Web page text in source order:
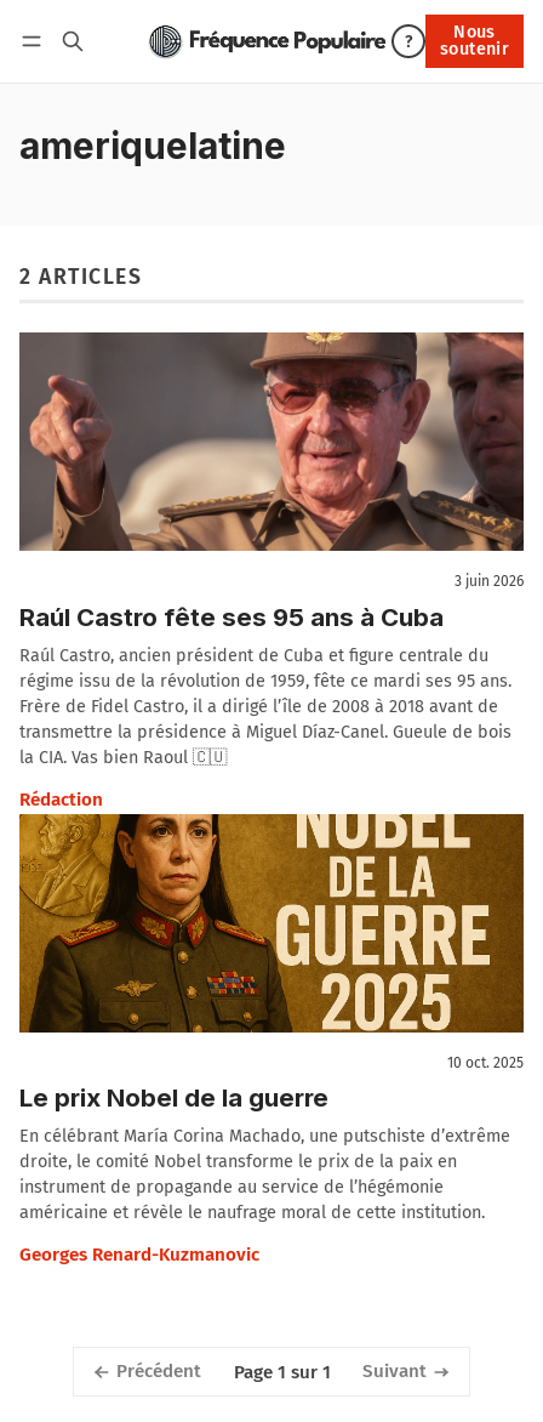
?
Nous
soutenir
Nous soutenir
ameriquelatine
2 ARTICLES
3 juin 2026
Raúl Castro fête ses 95 ans à Cuba
Raúl Castro, ancien président de Cuba et figure centrale du
régime issu de la révolution de 1959, fête ce mardi ses 95 ans.
Frère de Fidel Castro, il a dirigé l’île de 2008 à 2018 avant de
transmettre la présidence à Miguel Díaz-Canel. Gueule de bois
la CIA. Vas bien Raoul 🇨🇺
Rédaction
10 oct. 2025
Le prix Nobel de la guerre
En célébrant María Corina Machado, une putschiste d’extrême
droite, le comité Nobel transforme le prix de la paix en
instrument de propagande au service de l’hégémonie
américaine et révèle le naufrage moral de cette institution.
Georges Renard-Kuzmanovic
Précédent Page 1 sur 1 Suivant